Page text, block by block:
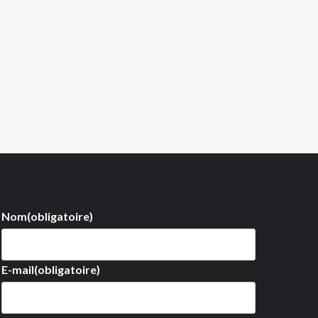
Nom(obligatoire)
E-mail(obligatoire)